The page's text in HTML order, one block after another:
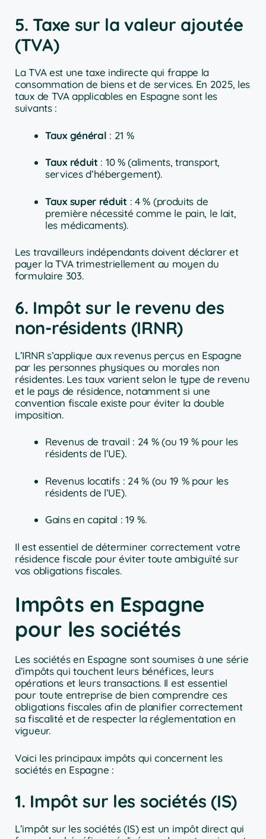
5. Taxe sur la valeur ajoutée
(TVA)
La TVA est une taxe indirecte qui frappe la
consommation de biens et de services. En 2025, les
taux de TVA applicables en Espagne sont les
suivants :
Taux général : 21 %
Taux réduit : 10 % (aliments, transport,
services d’hébergement).
Taux super réduit : 4 % (produits de
première nécessité comme le pain, le lait,
les médicaments).
Les travailleurs indépendants doivent déclarer et
payer la TVA trimestriellement au moyen du
formulaire 303.
6. Impôt sur le revenu des
non-résidents (IRNR)
L’IRNR s’applique aux revenus perçus en Espagne
par les personnes physiques ou morales non
résidentes. Les taux varient selon le type de revenu
et le pays de résidence, notamment si une
convention fiscale existe pour éviter la double
imposition.
Revenus de travail : 24 % (ou 19 % pour les
résidents de l’UE).
Revenus locatifs : 24 % (ou 19 % pour les
résidents de l’UE).
Gains en capital : 19 %.
Il est essentiel de déterminer correctement votre
résidence fiscale pour éviter toute ambiguïté sur
vos obligations fiscales.
Impôts en Espagne
pour les sociétés
Les sociétés en Espagne sont soumises à une série
d’impôts qui touchent leurs bénéfices, leurs
opérations et leurs transactions. Il est essentiel
pour toute entreprise de bien comprendre ces
obligations fiscales afin de planifier correctement
sa fiscalité et de respecter la réglementation en
vigueur.
Voici les principaux impôts qui concernent les
sociétés en Espagne :
1. Impôt sur les sociétés (IS)
L’impôt sur les sociétés (IS) est un impôt direct qui